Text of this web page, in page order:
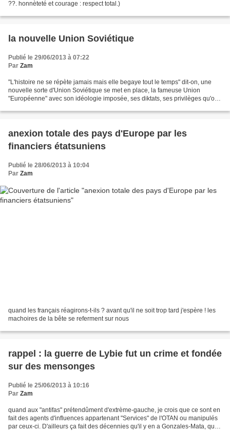
??. honnèteté et courage : respect total.)
la nouvelle Union Soviétique
Publié le 29/06/2013 à 07:22
Par Zam
"L'histoire ne se répète jamais mais elle begaye tout le temps" dit-on, une
nouvelle sorte d'Union Soviétique se met en place, la fameuse Union
"Européenne" avec son idéologie imposée, ses diktats, ses privilèges qu'on
anexion totale des pays d'Europe par les
financiers étatsuniens
Publié le 28/06/2013 à 10:04
Par Zam
quand les français réagirons-t-ils ? avant qu'il ne soit trop tard j'espère ! les
machoires de la bête se referment sur nous
rappel : la guerre de Lybie fut un crime et fondée
sur des mensonges
Publié le 25/06/2013 à 10:16
Par Zam
quand aux "antifas" prétendûment d'extrème-gauche, je crois que ce sont en
fait des agents d'influences appartenant "Services" de l'OTAN ou manipulés
par ceux-ci. D'ailleurs ça fait des décennies qu'il y en a Gonzales-Mata, qui